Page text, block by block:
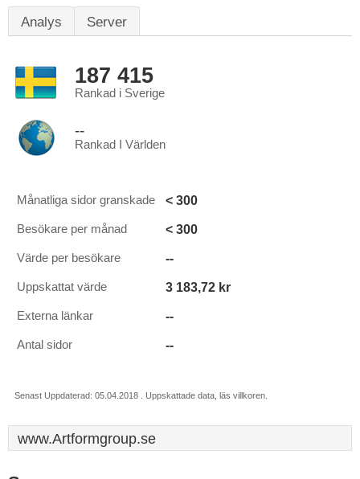
Analys Server
187 415
Rankad i Sverige
--
Rankad I Världen
Månatliga sidor granskade < 300
Besökare per månad < 300
Värde per besökare --
Uppskattat värde 3 183,72 kr
Externa länkar --
Antal sidor --
Senast Uppdaterad: 05.04.2018 . Uppskattade data, läs villkoren.
www.Artformgroup.se